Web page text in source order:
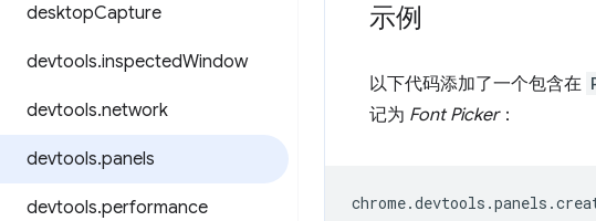
desktopCapture
devtools.inspectedWindow
devtools.network
devtools.panels
devtools.performance
示例
以下代码添加了一个包含在
记为 Font Picker：
chrome.devtools .panels .